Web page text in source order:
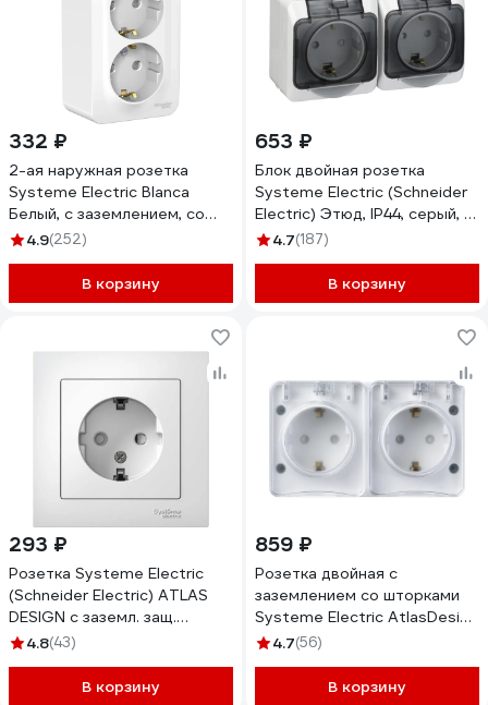
332 ₽
2-ая наружная розетка
Systeme Electric Blanca
Белый, с заземлением, со
шторками, 16А, 250В,
BLNRA011211
4.9(252)
В корзину
653 ₽
Блок двойная розетка
Systeme Electric (Schneider
Electric) Этюд, IP44, серый, с
заземлением, защитные
4.7(187)
В корзину
293 ₽
Розетка Systeme Electric
(Schneider Electric) ATLAS
DESIGN с заземл. защ.
шторки 16А в сборе бел.
4.8(43)
В корзину
859 ₽
Розетка двойная с
заземлением со шторками
Systeme Electric AtlasDesign
Profi IP54, 16 АХ, 250 В,
ATN540126
4.7(56)
В корзину